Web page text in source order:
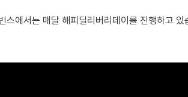
에서는 매달 해피딜리버리데이를 진행하고